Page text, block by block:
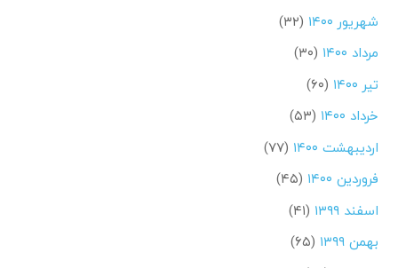
شهریور ۱۴۰۰
(۳۲)
مرداد ۱۴۰۰
(۳۰)
تیر ۱۴۰۰
(۶۰)
خرداد ۱۴۰۰
(۵۳)
اردیبهشت ۱۴۰۰
(۷۷)
فروردین ۱۴۰۰
(۴۵)
اسفند ۱۳۹۹
(۴۱)
بهمن ۱۳۹۹
(۶۵)